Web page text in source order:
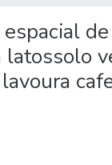
latossolo